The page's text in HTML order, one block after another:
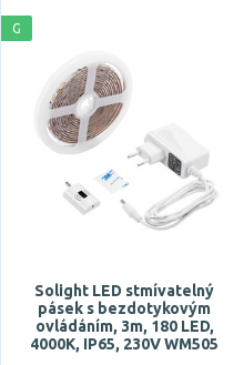
LED
Celkový příkon max.
Tvar / motiv
G
Solight LED stmívatelný
pásek s bezdotykovým
ovládáním, 3m, 180 LED,
4000K, IP65, 230V WM505